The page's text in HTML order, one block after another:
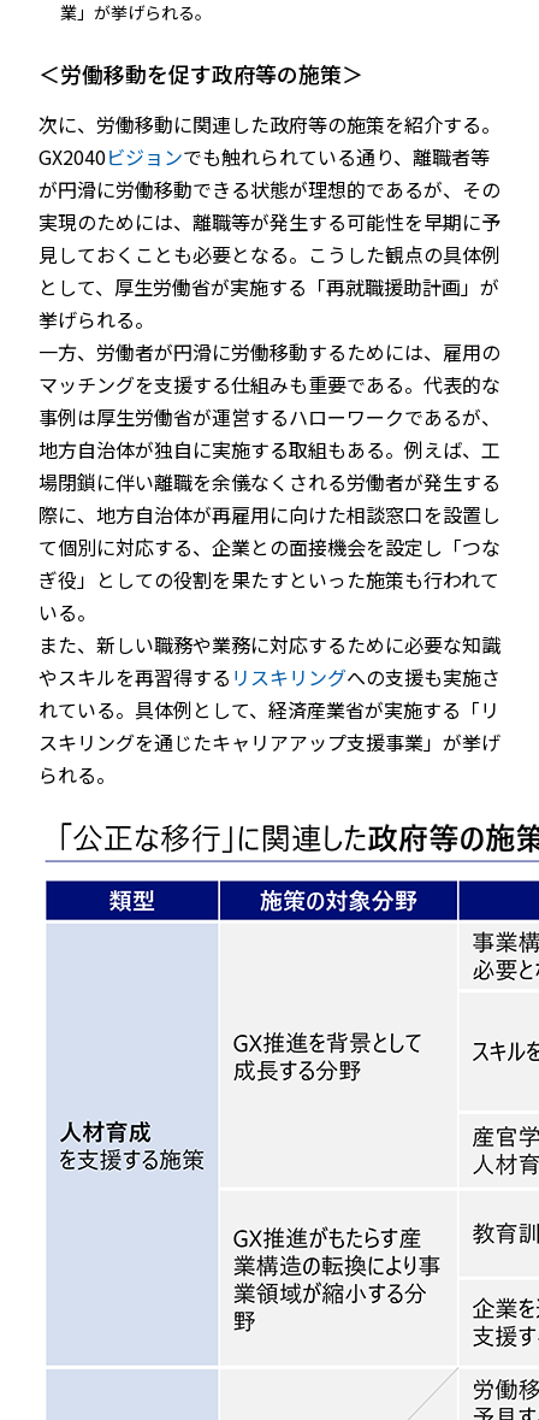
業」が挙げられる。
＜労働移動を促す政府等の施策＞
次に、労働移動に関連した政府等の施策を紹介する。
GX2040ビジョンでも触れられている通り、離職者等
が円滑に労働移動できる状態が理想的であるが、その
実現のためには、離職等が発生する可能性を早期に予
見しておくことも必要となる。こうした観点の具体例
として、厚生労働省が実施する「再就職援助計画」が
挙げられる。
一方、労働者が円滑に労働移動するためには、雇用の
マッチングを支援する仕組みも重要である。代表的な
事例は厚生労働省が運営するハローワークであるが、
地方自治体が独自に実施する取組もある。例えば、工
場閉鎖に伴い離職を余儀なくされる労働者が発生する
際に、地方自治体が再雇用に向けた相談窓口を設置し
て個別に対応する、企業との面接機会を設定し「つな
ぎ役」としての役割を果たすといった施策も行われて
いる。
また、新しい職務や業務に対応するために必要な知識
やスキルを再習得する リスキリングへの支援も実施さ
れている。具体例として、経済産業省が実施する「リ
スキリングを通じたキャリアアップ支援事業」が挙げ
られる。